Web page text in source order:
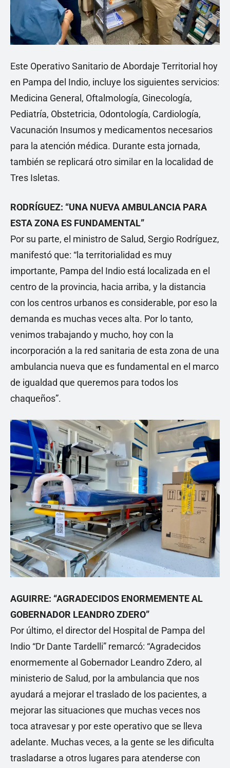
Este Operativo Sanitario de Abordaje Territorial hoy
en Pampa del Indio, incluye los siguientes servicios:
Medicina General, Oftalmología, Ginecología,
Pediatría, Obstetricia, Odontología, Cardiología,
Vacunación Insumos y medicamentos necesarios
para la atención médica. Durante esta jornada,
también se replicará otro similar en la localidad de
Tres Isletas.
RODRÍGUEZ: “UNA NUEVA AMBULANCIA PARA
ESTA ZONA ES FUNDAMENTAL”
Por su parte, el ministro de Salud, Sergio Rodríguez,
manifestó que: “la territorialidad es muy
importante, Pampa del Indio está localizada en el
centro de la provincia, hacia arriba, y la distancia
con los centros urbanos es considerable, por eso la
demanda es muchas veces alta. Por lo tanto,
venimos trabajando y mucho, hoy con la
incorporación a la red sanitaria de esta zona de una
ambulancia nueva que es fundamental en el marco
de igualdad que queremos para todos los
chaqueños”.
AGUIRRE: “AGRADECIDOS ENORMEMENTE AL
GOBERNADOR LEANDRO ZDERO”
Por último, el director del Hospital de Pampa del
Indio “Dr Dante Tardelli” remarcó: “Agradecidos
enormemente al Gobernador Leandro Zdero, al
ministerio de Salud, por la ambulancia que nos
ayudará a mejorar el traslado de los pacientes, a
mejorar las situaciones que muchas veces nos
toca atravesar y por este operativo que se lleva
adelante. Muchas veces, a la gente se les dificulta
trasladarse a otros lugares para atenderse con